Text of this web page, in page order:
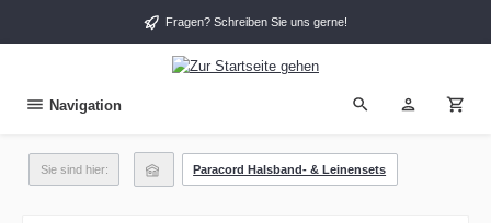
Fragen? Schreiben Sie uns gerne!
Navigation
Sie sind hier: Paracord Halsband- & Leinensets